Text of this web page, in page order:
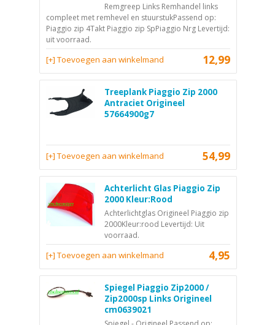
Remgreep Links Remhandel links
compleet met remhevel en stuurstukPassend op:
Piaggio zip 4Takt Piaggio zip SpPiaggio Nrg Levertijd:
uit voorraad.
12,99
[+] Toevoegen aan winkelmand
Treeplank Piaggio Zip 2000
Antraciet Origineel
57664900g7
54,99
[+] Toevoegen aan winkelmand
Achterlicht Glas Piaggio Zip
2000 Kleur:Rood
Achterlichtglas Origineel Piaggio zip
2000Kleur:rood Levertijd: Uit
voorraad.
4,95
[+] Toevoegen aan winkelmand
Spiegel Piaggio Zip2000 /
Zip2000sp Links Origineel
cm0639021